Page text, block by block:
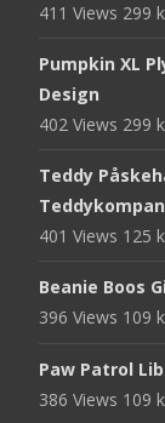
411 Views 299
Pumpkin XL
Design
402 Views 299
Teddy
401 Views 125
Beanie Boos
396 Views 109
Paw Patrol
386 Views 109